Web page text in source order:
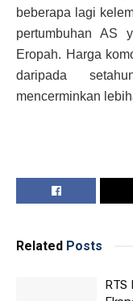
beberapa lagi
pertumbuhan AS
Eropah. Harga
daripada
mencerminkan
Related Posts
RTS